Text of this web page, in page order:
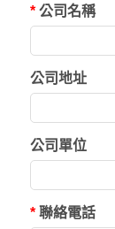
* 公司名稱
公司地址
公司單位
* 聯絡電話